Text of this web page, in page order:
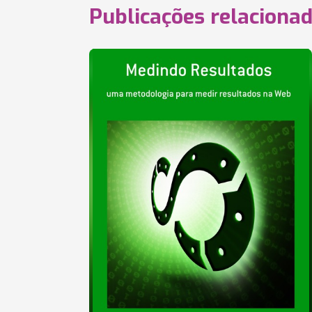
Publicações